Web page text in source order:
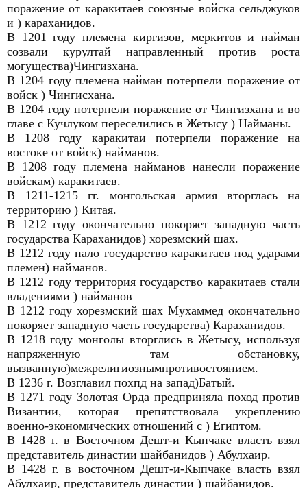
поражение от каракитаев союзные войска сельджуков
и ) караханидов.
В 1201 году племена киргизов, меркитов и найман
созвали курултай направленный против роста
могущества)Чингизхана.
В 1204 году племена найман потерпели поражение от
войск ) Чингисхана.
В 1204 году потерпели поражение от Чингизхана и во
главе с Кучлуком переселились в Жетысу ) Найманы.
В 1208 году каракитаи потерпели поражение на
востоке от войск) найманов.
В 1208 году племена найманов нанесли поражение
войскам) каракитаев.
В 1211-1215 гг. монгольская армия вторглась на
территорию ) Китая.
В 1212 году окончательно покоряет западную часть
государства Караханидов) хорезмский шах.
В 1212 году пало государство каракитаев под ударами
племен) найманов.
В 1212 году территория государство каракитаев стали
владениями ) найманов
В 1212 году хорезмский шах Мухаммед окончательно
покоряет западную часть государства) Караханидов.
В 1218 году монголы вторглись в Жетысу, используя
напряженную там обстановку,
вызванную)межрелигиознымпротивостоянием.
В 1236 г. Возглавил похпд на запад)Батый.
В 1271 году Золотая Орда предприняла поход против
Византии, которая препятствовала укреплению
военно-экономических отношений с ) Египтом.
В 1428 г. в Восточном Дешт-и Кыпчаке власть взял
представитель династии шайбанидов ) Абулхаир.
В 1428 г. в восточном Дешт-и-Кыпчаке власть взял
Абулхаир, представитель династии ) шайбанидов.